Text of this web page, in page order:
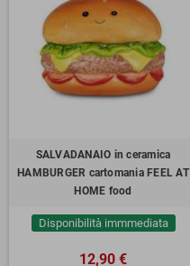
SALVADANAIO in ceramica
HAMBURGER cartomania FEEL AT
HOME food
Disponibilità immmediata
12,90 €